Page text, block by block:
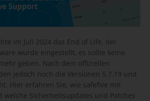
im Juli 2024 das End of Life, der
wurde eingestellt, es sollte keine
geben. Nach dem offiziellen
jedoch noch die Versionen 5.7.19 und
Hier erfahren Sie, wie safefive mit
welche Sicherheitsupdates und Patches